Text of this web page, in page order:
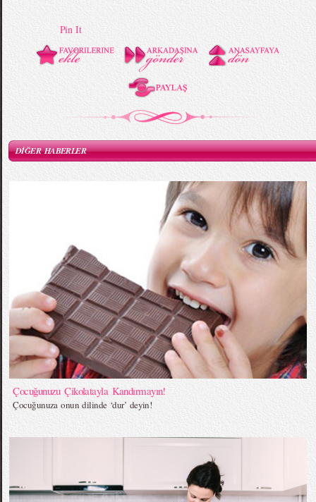
Pin It
DİĞER HABERLER
Çocuğunuzu Çikolatayla Kandırmayın!
Çocuğunuza onun dilinde ‘dur’ deyin!